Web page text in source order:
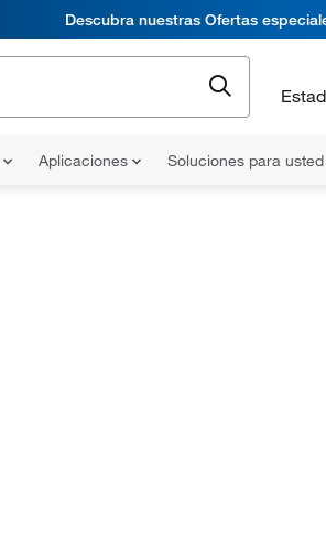
Descubra nuestras Ofertas
Aplicaciones Soluciones para usted